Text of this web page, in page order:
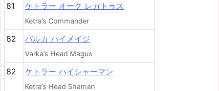
81 ケトラー オーク レガトゥス
Ketra’s Commander
82 バルカ ハイメイジ
Varka’s Head Magus
82 ケトラー ハイシャーマン
Ketra’s Head Shaman